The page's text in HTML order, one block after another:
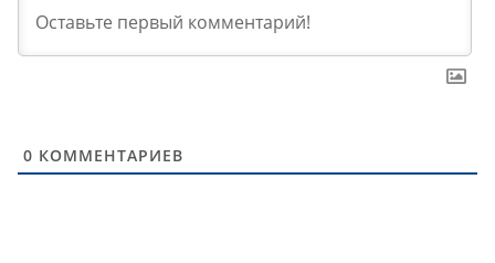
0 КОММЕНТАРИЕВ